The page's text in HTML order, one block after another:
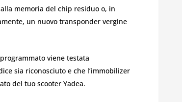
memoria del chip residuo o, in
un nuovo transponder vergine
viene testata
sia riconosciuto e che l’immobilizer
del tuo scooter Yadea.